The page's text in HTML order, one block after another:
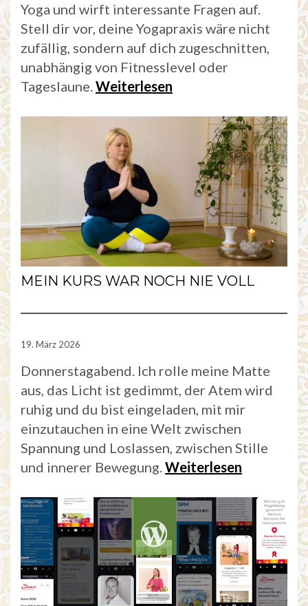
Yoga und wirft interessante Fragen auf.
Stell dir vor, deine Yogapraxis wäre nicht
zufällig, sondern auf dich zugeschnitten,
unabhängig von Fitnesslevel oder
Tageslaune.Weiterlesen
MEIN KURS WAR NOCH NIE VOLL
19. März 2026
Donnerstagabend. Ich rolle meine Matte
aus, das Licht ist gedimmt, der Atem wird
ruhig und du bist eingeladen, mit mir
einzutauchen in eine Welt zwischen
Spannung und Loslassen, zwischen Stille
und innerer Bewegung.Weiterlesen